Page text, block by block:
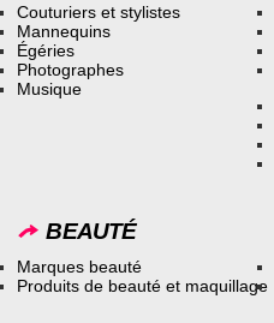
Couturiers et stylistes
Mannequins
Égéries
Photographes
Musique
BEAUTÉ
Marques beauté
Produits de beauté et maquillage